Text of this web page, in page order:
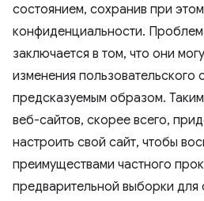
состоянием, сохранив при
конфиденциальности.
заключается в том, что они
изменения пользовательского
предсказуемым образом.
веб-сайтов, скорее всего,
настроить свой сайт, чтобы
преимуществами частного
предварительной выборки